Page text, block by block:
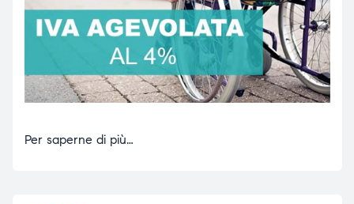
Per saperne di più…